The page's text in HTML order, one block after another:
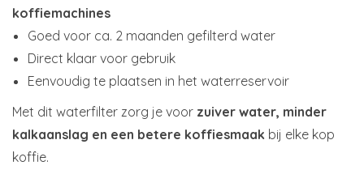
koffiemachines
Goed voor ca. 2 maanden gefilterd water
Direct klaar voor gebruik
Eenvoudig te plaatsen in het waterreservoir
Met dit waterfilter zorg je voor zuiver water, minder
kalkaanslag en een betere koffiesmaak bij elke kop
koffie.